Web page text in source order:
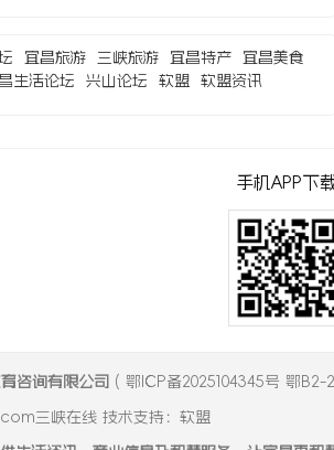
宜昌旅游 三峡旅游 宜昌特产
宜昌美食
生活论坛 兴山论坛 软盟 软盟资讯
手机APP下
咨询有限公司 ( 鄂ICP备2025104345号 鄂B2-
三峡在线 技术支持： 软盟